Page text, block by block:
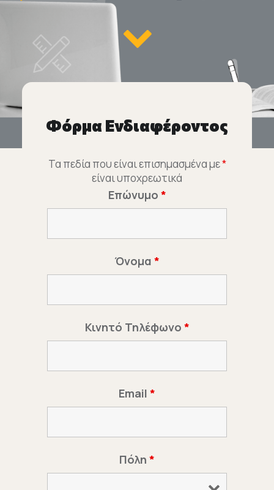
Φόρμα Ενδιαφέροντος
Τα πεδία που είναι επισημασμένα με*
είναι υποχρεωτικά
Επώνυμο *
Όνομα *
Κινητό Τηλέφωνο *
Email *
Πόλη *